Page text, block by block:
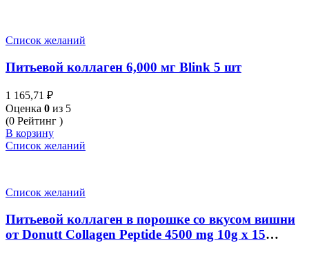
Список желаний
Питьевой коллаген 6,000 мг Blink 5 шт
1 165,71 ₽
Оценка 0 из 5
(0 Рейтинг )
В корзину
Список желаний
Список желаний
Питьевой коллаген в порошке со вкусом вишни
от Donutt Collagen Peptide 4500 mg 10g x 15